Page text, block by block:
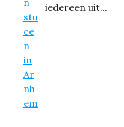
iedereen uit...